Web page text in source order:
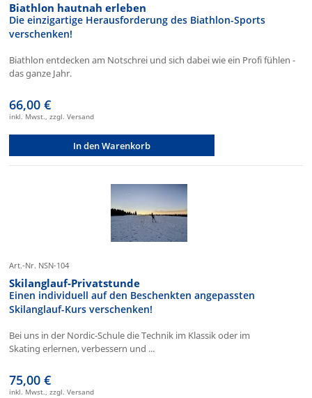
Biathlon hautnah erleben
Die einzigartige Herausforderung des Biathlon-Sports
verschenken!
Biathlon entdecken am Notschrei und sich dabei wie ein Profi fühlen -
das ganze Jahr.
66,00 €
inkl. Mwst., zzgl. Versand
In den Warenkorb
Art.-Nr. NSN-104
Skilanglauf-Privatstunde
Einen individuell auf den Beschenkten angepassten
Skilanglauf-Kurs verschenken!
Bei uns in der Nordic-Schule die Technik im Klassik oder im
Skating erlernen, verbessern und ...
75,00 €
inkl. Mwst., zzgl. Versand